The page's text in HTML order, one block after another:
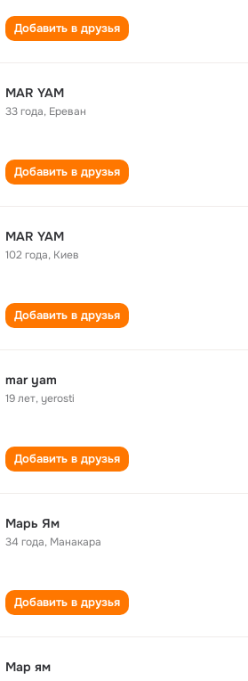
Добавить в друзья
MAR YAM
33 года, Ереван
Добавить в друзья
MAR YAM
102 года, Киев
Добавить в друзья
mar yam
19 лет,yerosti
Добавить в друзья
Марь Ям
34 года, Манакара
Добавить в друзья
Мар ям